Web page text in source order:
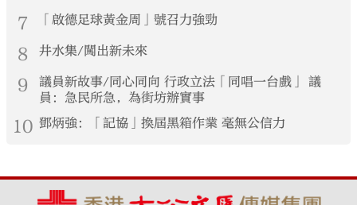
7 「啟德足球黃金周」號召力強勁
8 井水集/闖出新未來
9
議員新故事/同心同向 行政立法「同唱一台戲」 議
員：急民所急，為街坊辦實事
10 鄧炳強：「記協」換屆黑箱作業 毫無公信力